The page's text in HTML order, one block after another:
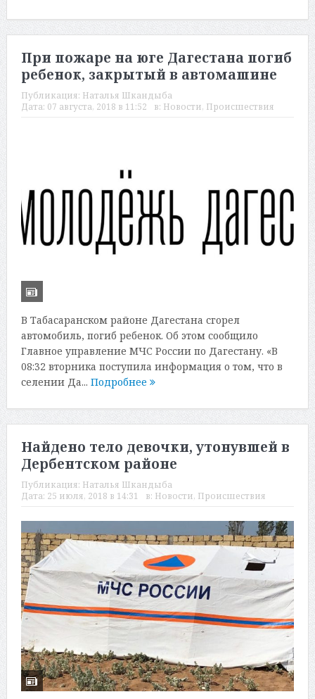
При пожаре на юге Дагестана погиб
ребенок, закрытый в автомашине
Публикация: Наталья Шкандыба
Дата: 07 августа, 2018 в 11:52 в: Новости, Происшествия
В Табасаранском районе Дагестана сгорел
автомобиль, погиб ребенок. Об этом сообщило
Главное управление МЧС России по Дагестану. «В
08:32 вторника поступила информация о том, что в
селении Да... Подробнее
Найдено тело девочки, утонувшей в
Дербентском районе
Публикация: Наталья Шкандыба
Дата: 25 июля, 2018 в 14:31 в: Новости, Происшествия